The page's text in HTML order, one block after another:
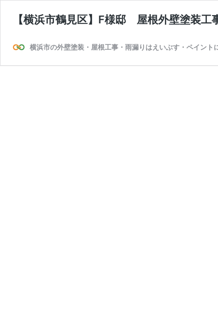
【横浜市鶴見区】F様邸 屋根外壁塗装工
横浜市の外壁塗装・屋根工事・雨漏りはえいぶす・ペイント